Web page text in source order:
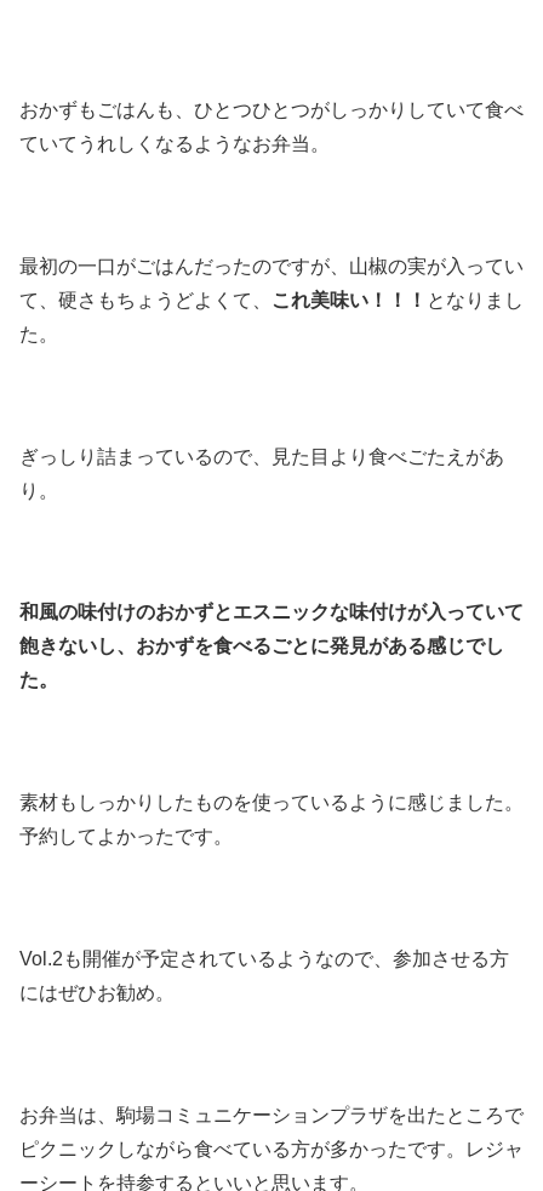
おかずもごはんも、ひとつひとつがしっかりしていて食べ
ていてうれしくなるようなお弁当。
最初の一口がごはんだったのですが、山椒の実が入ってい
て、硬さもちょうどよくて、
これ美味い！！！ となりまし
た。
ぎっしり詰まっているので、見た目より食べごたえがあ
り。
和風の味付けのおかずとエスニックな味付けが入っていて
飽きないし、おかずを食べるごとに発見がある感じでし
た。
素材もしっかりしたものを使っているように感じました。
予約してよかったです。
Vol.2も開催が予定されているようなので、参加させる方
にはぜひお勧め。
お弁当は、駒場コミュニケーションプラザを出たところで
ピクニックしながら食べている方が多かったです。レジャ
ーシートを持参するといいと思います。